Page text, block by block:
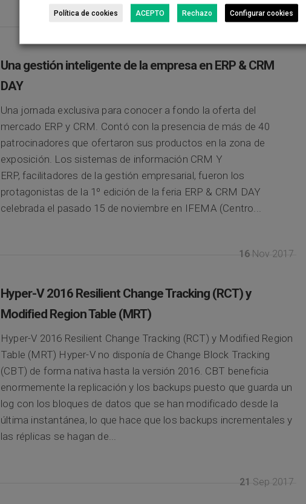
20Nov 2017
Una gestión inteligente de la empresa en ERP & CRM
DAY
Una jornada exclusiva para conocer a fondo la oferta del
mercado ERP y CRM. Contó con la presencia de más de 40
patrocinadores que ofertaron sus productos en la zona de
exposición. Los sistemas de información CRM Y
ERP, facilitadores de la gestión empresarial, fueron los
protagonistas de la 1º edición de la feria ERP & CRM DAY
celebrada el pasado 15 de noviembre en IFEMA (Centro...
16 Nov 2017
Hyper-V 2016 Resilient Change Tracking (RCT) y
Modified Region Table (MRT)
Hyper-V 2016 Resilient Change Tracking (RCT) y Modified Region
Table (MRT) Hyper-V no disponía de Change Block Tracking
(CBT) de forma nativa hasta la versión 2016. CBT beneficia
enormemente la replicación y los backups puesto que guarda un
log con los bloques de datos que se han modificado desde la
última instantánea, lo que hace que los backups incrementales y
las réplicas se hagan de...
21 Sep 2017
Política de cookies ACEPTO Rechazo Configurar cookies